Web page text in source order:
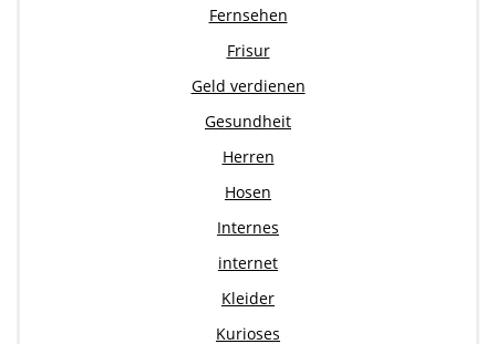
Fernsehen
Frisur
Geld verdienen
Gesundheit
Herren
Hosen
Internes
internet
Kleider
Kurioses